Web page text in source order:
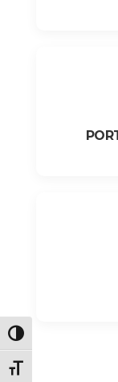
Alternar alto
Alternar tamanho da